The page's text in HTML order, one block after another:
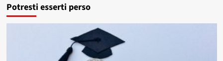
Potresti esserti perso